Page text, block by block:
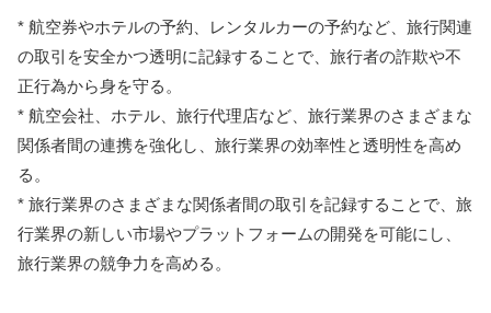
* 航空券やホテルの予約、レンタルカーの予約など、旅行関連
の取引を安全かつ透明に記録することで、旅行者の詐欺や不
正行為から身を守る。
* 航空会社、ホテル、旅行代理店など、旅行業界のさまざまな
関係者間の連携を強化し、旅行業界の効率性と透明性を高め
る。
* 旅行業界のさまざまな関係者間の取引を記録することで、旅
行業界の新しい市場やプラットフォームの開発を可能にし、
旅行業界の競争力を高める。